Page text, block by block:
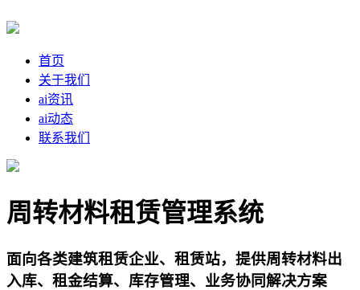
首页
关于我们
ai资讯
ai动态
联系我们
周转材料租赁管理系统
面向各类建筑租赁企业、租赁站，提供周转材料出
入库、租金结算、库存管理、业务协同解决方案